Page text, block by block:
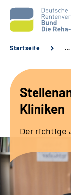
Unsere Kliniken
Sozialdienste &
Startseite …
Kliniken
Der richtige